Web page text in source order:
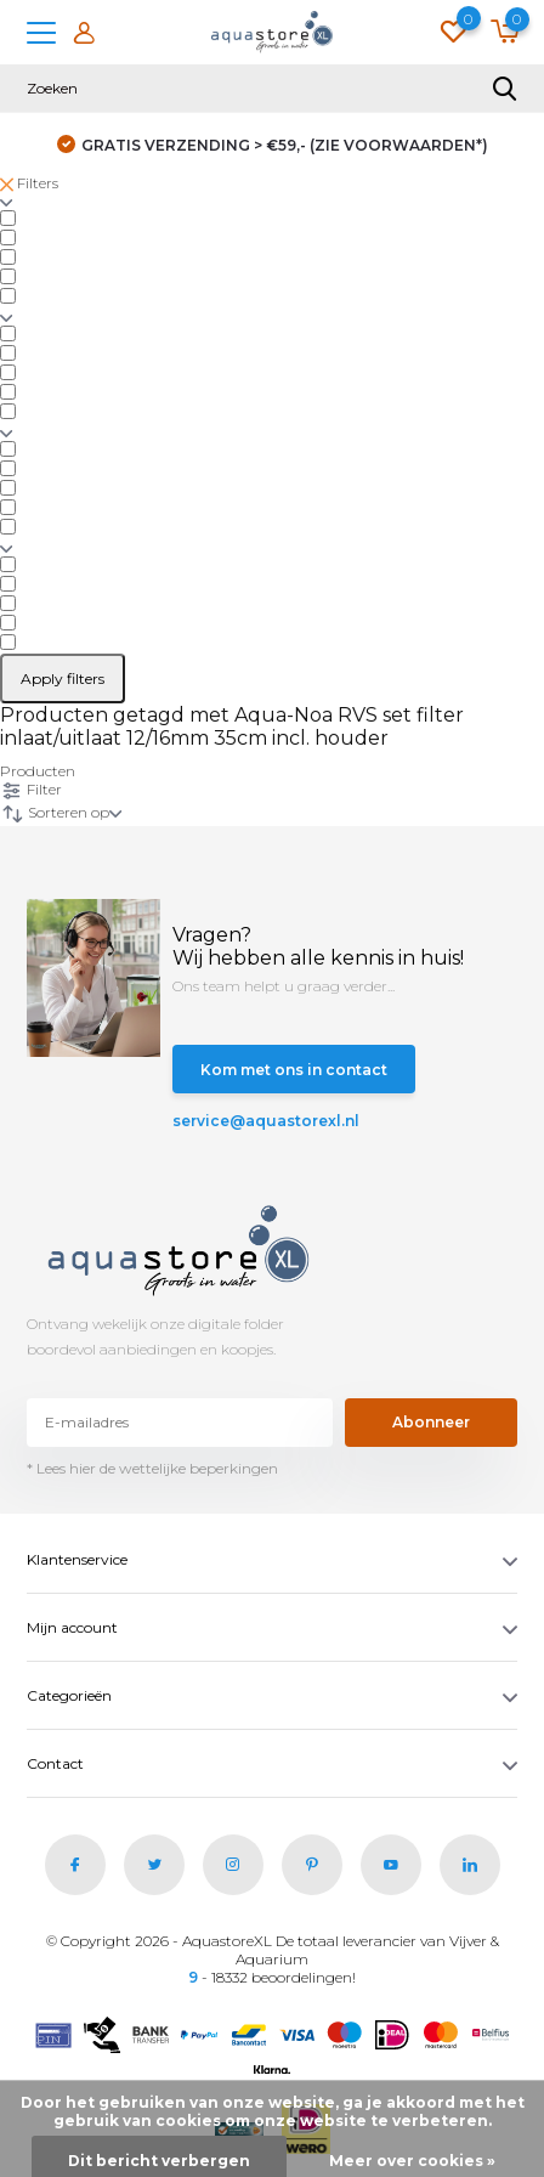
0 0
GRATIS VERZENDING > €59,- (ZIE VOORWAARDEN*)
Filters
Apply filters
Producten getagd met Aqua-Noa RVS set filter
inlaat/uitlaat 12/16mm 35cm incl. houder
Producten
Filter
Sorteren op
Vragen?
Wij hebben alle kennis in huis!
Ons team helpt u graag verder...
Kom met ons in contact
service@aquastorexl.nl
Ontvang wekelijk onze digitale folder
boordevol aanbiedingen en koopjes.
Abonneer
* Lees hier de wettelijke beperkingen
Klantenservice
Mijn account
Categorieën
Contact
© Copyright 2026 - AquastoreXL De totaal leverancier van Vijver &
Aquarium
9 - 18332 beoordelingen!
Door het gebruiken van onze website, ga je akkoord met het
gebruik van cookies om onze website te verbeteren.
Dit bericht verbergen Meer over cookies »